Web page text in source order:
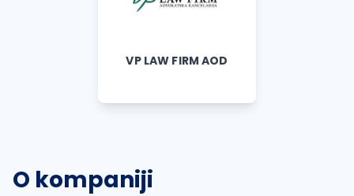
VP LAW FIRM AOD
O kompaniji